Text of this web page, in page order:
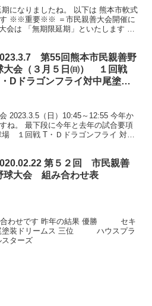
になりましたね。 以下は 熊本市軟式
す ※※重要※※ ＝市民親善大会開催に
会は 「無期限延期」といたします 3
第55回熊本市民親善野
大会（３月５日㈰） １回戦
Dドラゴンフライ対中尾塗装
2023.3.5（日）10:45～12:55 今年か
ね。 最下段に今年と去年の試合要項
場 １回戦 Т・Ｄドラゴンフライ 対中
第５２回 市民親善
球大会 組み合わせ表
合わせです 昨年の結果 優勝 セキ
塗装ドリームス 三位 ハウスプラ
ターズ